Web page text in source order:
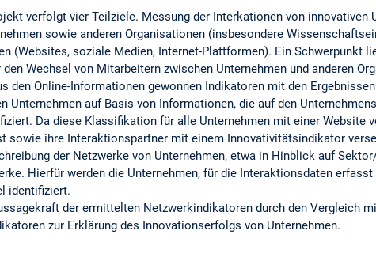
verfolgt vier Teilziele. Messung der Interkationen von innovativen
sowie anderen Organisationen (insbesondere
(Websites, soziale Medien, Internet-Plattformen). Ein Schwerpunkt
Wechsel von Mitarbeitern zwischen Unternehmen und anderen
den Online-Informationen gewonnen Indikatoren mit den
Unternehmen auf Basis von Informationen, die auf den
Da diese Klassifikation für alle Unternehmen mit einer Website
sowie ihre Interaktionspartner mit einem Innovativitätsindikator
der Netzwerke von Unternehmen, etwa in Hinblick auf
Hierfür werden die Unternehmen, für die Interaktionsdaten
identifiziert.
der ermittelten Netzwerkindikatoren durch den Vergleich
zur Erklärung des Innovationserfolgs von Unternehmen.